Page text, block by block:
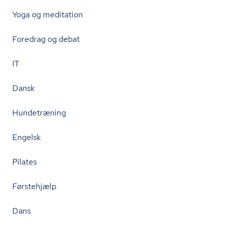
Yoga og meditation
Foredrag og debat
IT
Dansk
Hundetræning
Engelsk
Pilates
Førstehjælp
Dans